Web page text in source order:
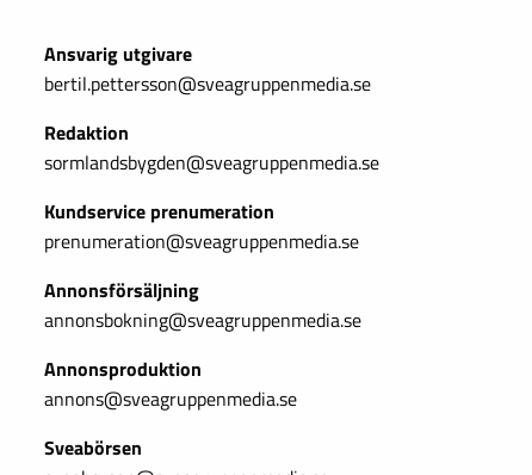
Ansvarig utgivare
bertil.pettersson@sveagruppenmedia.se
Redaktion
sormlandsbygden@sveagruppenmedia.se
Kundservice prenumeration
prenumeration@sveagruppenmedia.se
Annonsförsäljning
annonsbokning@sveagruppenmedia.se
Annonsproduktion
annons@sveagruppenmedia.se
Sveabörsen